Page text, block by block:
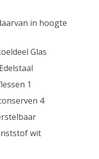
in hoogte
Glas
1
4
wit